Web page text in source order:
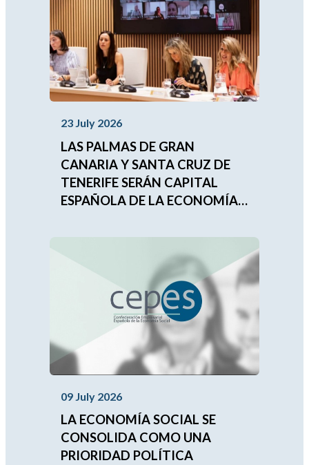
23 July 2026
LAS PALMAS DE GRAN
CANARIA Y SANTA CRUZ DE
TENERIFE SERÁN CAPITAL
ESPAÑOLA DE LA ECONOMÍA
09 July 2026
LA ECONOMÍA SOCIAL SE
CONSOLIDA COMO UNA
PRIORIDAD POLÍTICA